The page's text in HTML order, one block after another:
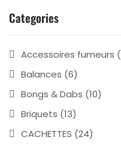
Categories
Accessoires fumeurs
Balances (6)
Bongs & Dabs (10)
Briquets (13)
CACHETTES (24)